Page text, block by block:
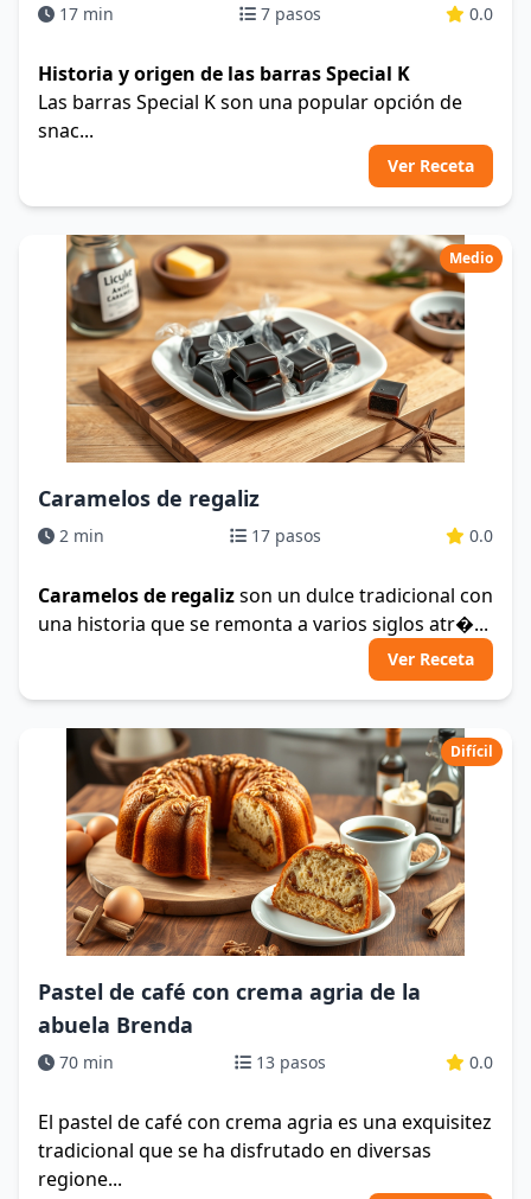
17 min 7 pasos 0.0
Historia y origen de las barras Special K
Las barras Special K son una popular opción de
snac...
Ver Receta
Medio
Caramelos de regaliz
2 min 17 pasos 0.0
Caramelos de regalizson un dulce tradicional con
una historia que se remonta a varios siglos atr�...
Ver Receta
Difícil
Pastel de café con crema agria de la
abuela Brenda
70 min 13 pasos 0.0
El pastel de café con crema agria es una exquisitez
tradicional que se ha disfrutado en diversas
regione...